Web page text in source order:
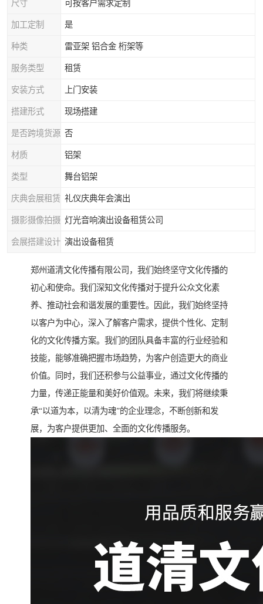
尺寸 可按客户需求定制
加工定制 是
种类 雷亚架 铝合金 桁架等
服务类型 租赁
安装方式 上门安装
搭建形式 现场搭建
是否跨境货源 否
材质 铝架
类型 舞台铝架
庆典会展租赁 礼仪庆典年会演出
摄影摄像拍摄 灯光音响演出设备租赁公司
会展搭建设计 演出设备租赁
郑州道清文化传播有限公司，我们始终坚守文化传播的
初心和使命。我们深知文化传播对于提升公众文化素
养、推动社会和谐发展的重要性。因此，我们始终坚持
以客户为中心，深入了解客户需求，提供个性化、定制
化的文化传播方案。我们的团队具备丰富的行业经验和
技能，能够准确把握市场趋势，为客户创造更大的商业
价值。同时，我们还积参与公益事业，通过文化传播的
力量，传递正能量和美好价值观。未来，我们将继续秉
承“以道为本，以清为魂”的企业理念，不断创新和发
展，为客户提供更加、全面的文化传播服务。